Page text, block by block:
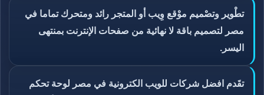
تطْوير وتصْميم موْقع وِيب أو المتجر رائد ومتحرك تماما في
مصر لتصميم باقة لا نهائية من صفحات الإنترنت بمنتهى
اليسر.
تقَدم افضل شركات للويب الكترونية في مصر لوحة تحكم